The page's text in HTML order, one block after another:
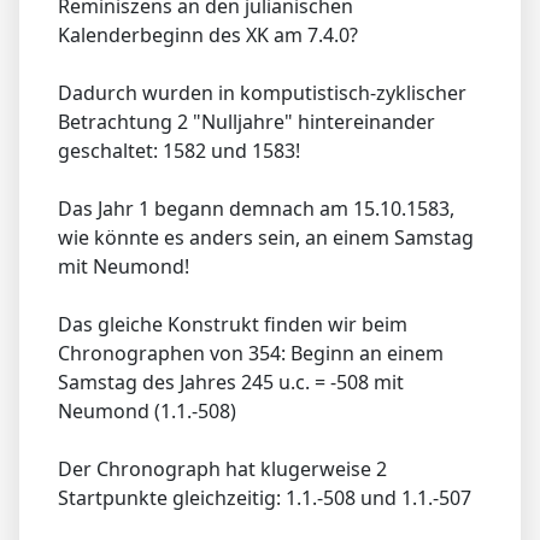
Reminiszens an den julianischen
Kalenderbeginn des XK am 7.4.0?
Dadurch wurden in komputistisch-zyklischer
Betrachtung 2 "Nulljahre" hintereinander
geschaltet: 1582 und 1583!
Das Jahr 1 begann demnach am 15.10.1583,
wie könnte es anders sein, an einem Samstag
mit Neumond!
Das gleiche Konstrukt finden wir beim
Chronographen von 354: Beginn an einem
Samstag des Jahres 245 u.c. = -508 mit
Neumond (1.1.-508)
Der Chronograph hat klugerweise 2
Startpunkte gleichzeitig: 1.1.-508 und 1.1.-507